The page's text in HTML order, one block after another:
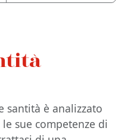
è analizzato
sue competenze di